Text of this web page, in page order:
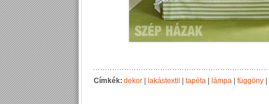
Címkék:dekor lakástextil tapéta lámpa függöny